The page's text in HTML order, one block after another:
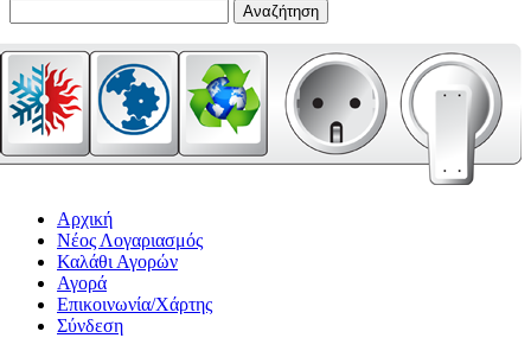
Αναζήτηση
Αρχική
Νέος Λογαριασμός
Καλάθι Αγορών
Αγορά
Επικοινωνία/Χάρτης
Σύνδεση